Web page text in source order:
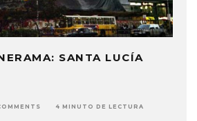
SANTA LUCÍA
4 MINUTO DE LECTURA